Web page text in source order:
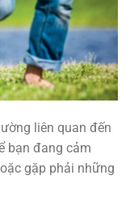
liên quan đến
bạn đang cảm
gặp phải những